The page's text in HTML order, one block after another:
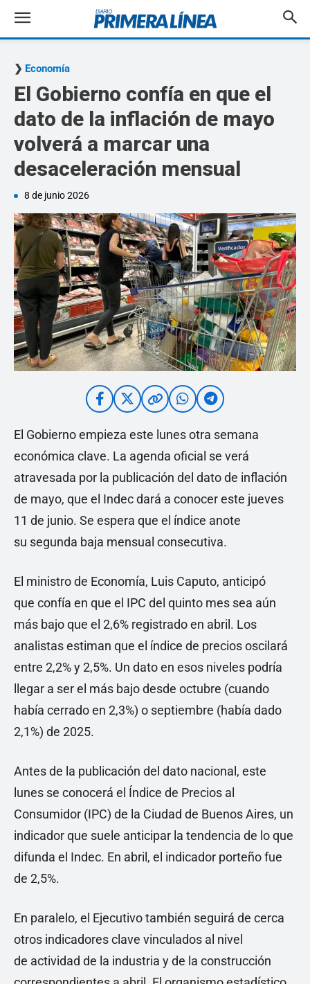
Economía
El Gobierno confía en que el
dato de la inflación de mayo
volverá a marcar una
desaceleración mensual
8 de junio 2026
El Gobierno empieza este lunes otra semana
económica clave. La agenda oficial se verá
atravesada por la publicación del dato de inflación
de mayo, que el Indec dará a conocer este jueves
11 de junio. Se espera que el índice anote
su segunda baja mensual consecutiva.
El ministro de Economía, Luis Caputo, anticipó
que confía en que el IPC del quinto mes sea aún
más bajo que el 2,6% registrado en abril. Los
analistas estiman que el índice de precios oscilará
entre 2,2% y 2,5%. Un dato en esos niveles podría
llegar a ser el más bajo desde octubre (cuando
había cerrado en 2,3%) o septiembre (había dado
2,1%) de 2025.
Antes de la publicación del dato nacional, este
lunes se conocerá el Índice de Precios al
Consumidor (IPC) de la Ciudad de Buenos Aires, un
indicador que suele anticipar la tendencia de lo que
difunda el Indec. En abril, el indicador porteño fue
de 2,5%.
En paralelo, el Ejecutivo también seguirá de cerca
otros indicadores clave vinculados al nivel
de actividad de la industria y de la construcción